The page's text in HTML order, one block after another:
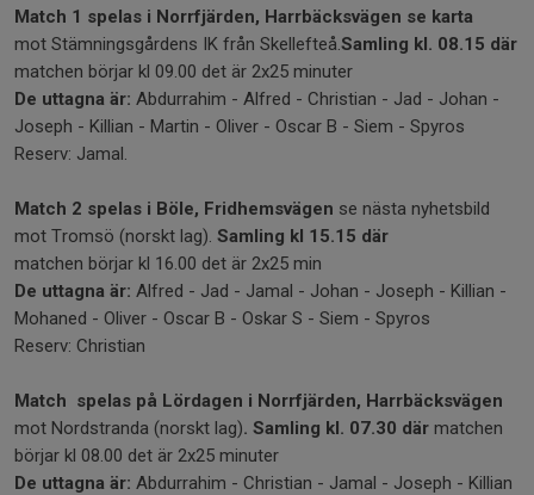
Match 1 spelas i Norrfjärden, Harrbäcksvägen se karta
mot Stämningsgårdens IK från Skellefteå.Samling kl. 08.15 där
matchen börjar kl 09.00 det är 2x25 minuter
De uttagna är: Abdurrahim - Alfred - Christian - Jad - Johan -
Joseph - Killian - Martin - Oliver - Oscar B - Siem - Spyros
Reserv: Jamal.
Match 2 spelas i Böle, Fridhemsvägen se nästa nyhetsbild
mot Tromsö (norskt lag). Samling kl 15.15 där
matchen börjar kl 16.00 det är 2x25 min
De uttagna är: Alfred - Jad - Jamal - Johan - Joseph - Killian -
Mohaned - Oliver - Oscar B - Oskar S - Siem - Spyros
Reserv: Christian
Match spelas på Lördagen i Norrfjärden, Harrbäcksvägen
mot Nordstranda (norskt lag). Samling kl. 07.30 där matchen
börjar kl 08.00 det är 2x25 minuter
De uttagna är: Abdurrahim - Christian - Jamal - Joseph - Killian